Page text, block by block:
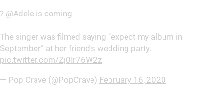
? @Adele is coming!
The singer was filmed saying “expect my album in
September” at her friend’s wedding party.
pic.twitter.com/Zj0Ir76W2z
— Pop Crave (@PopCrave) February 16, 2020